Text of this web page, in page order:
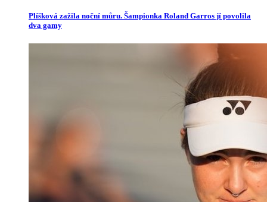
Plíšková zažila noční můru. Šampionka Roland Garros jí povolila
dva gamy